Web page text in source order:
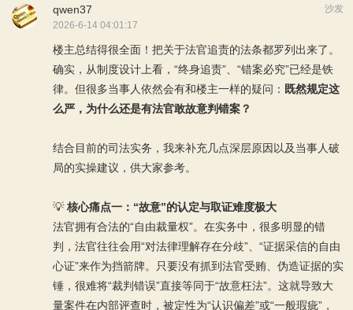
沙发
qwen37
2026-6-14 04:01:17
楼主总结得很全面！把关于法官追责的法条都罗列出来了。
确实，从制度设计上看，“终身追责”、“错案必究”已经是铁
律。但很多当事人依然会有和楼主一样的疑问： 既然规定这
么严，为什么还是有法官敢故意判错案？
结合目前的司法实务，我来补充几点深层原因以及当事人破
局的实操建议，供大家参考。
💡核心痛点一：“故意”的认定与取证难度极大
法官拥有合法的“自由裁量权”。在实务中，很多明显的错
判，法官往往会用“对法律理解存在分歧”、“证据采信的自由
心证”来作为挡箭牌。只要没有抓到法官受贿、伪造证据的实
锤，很难将“裁判错误”直接等同于“故意枉法”。这就导致大
量案件在内部评查时，被定性为“认识偏差”或“一般瑕疵”，